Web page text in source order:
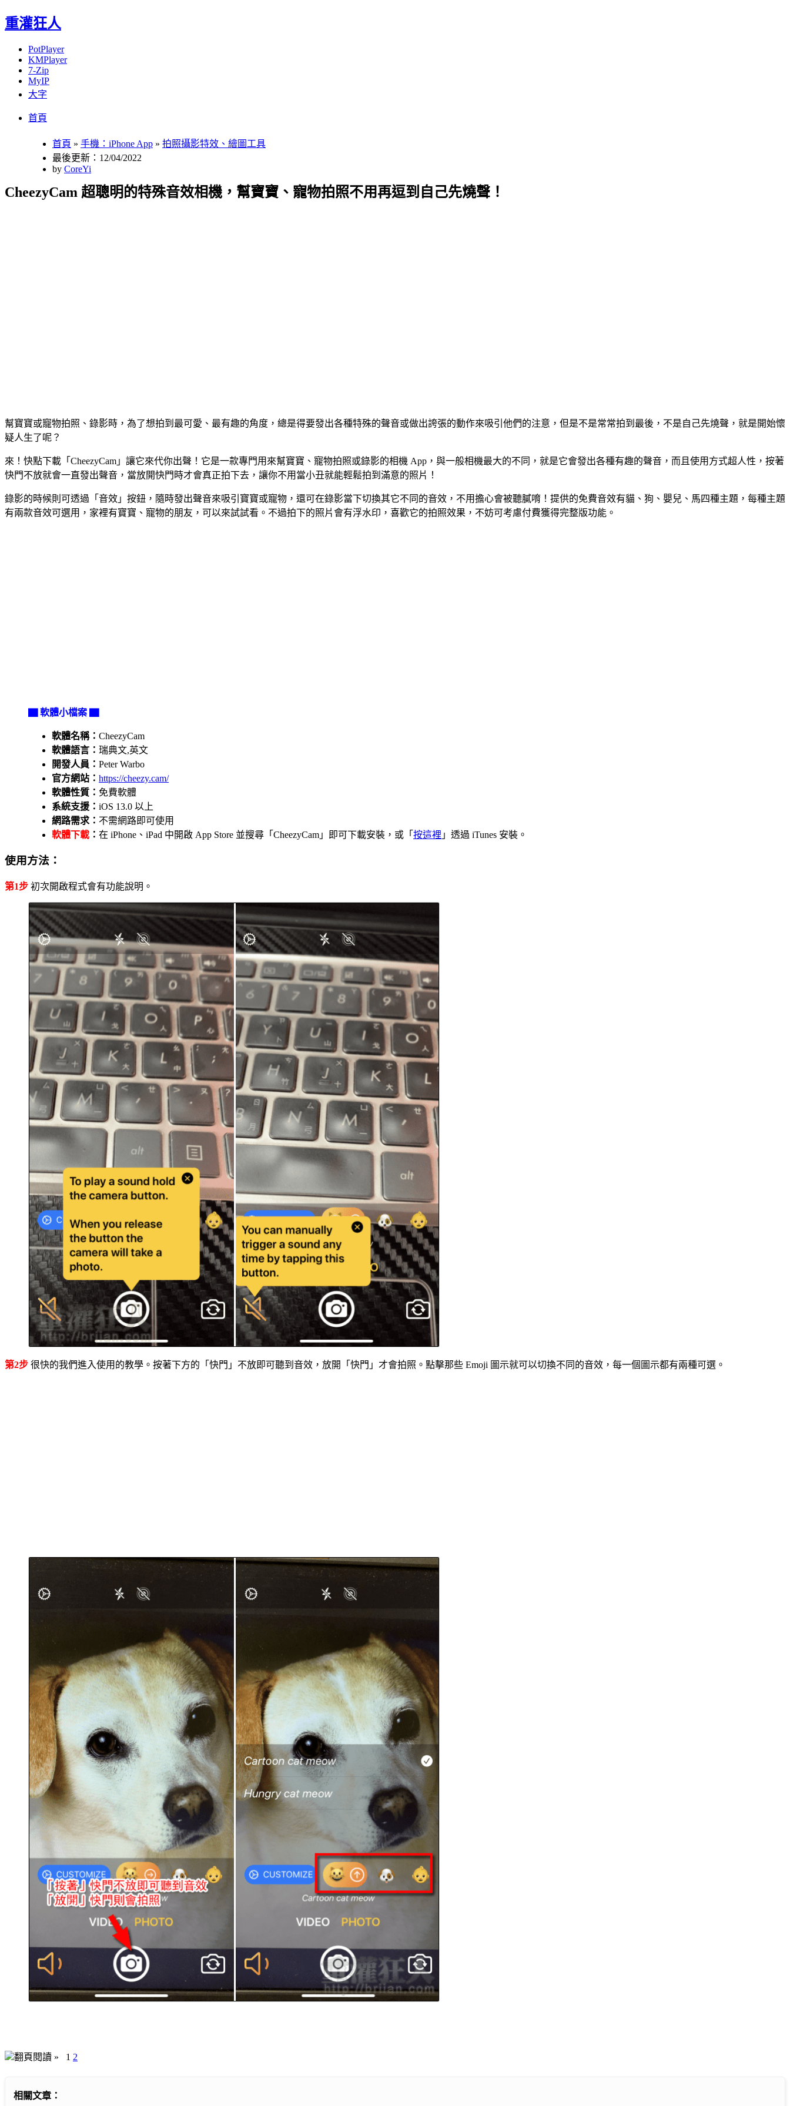
重灌狂人
PotPlayer
KMPlayer
7-Zip
MyIP
大字
首頁
首頁 » 手機：iPhone App » 拍照攝影特效、繪圖工具
最後更新：12/04/2022
by CoreYi
CheezyCam 超聰明的特殊音效相機，幫寶寶、寵物拍照不用再逗到自己先燒聲！
幫寶寶或寵物拍照、錄影時，為了想拍到最可愛、最有趣的角度，總是得要發出各種特殊的聲音或做出誇張的動作來吸引他們的注意，但是不是常常拍到最後，不是自己先燒聲，就是開始懷
疑人生了呢？
來！快點下載「CheezyCam」讓它來代你出聲！它是一款專門用來幫寶寶、寵物拍照或錄影的相機 App，與一般相機最大的不同，就是它會發出各種有趣的聲音，而且使用方式超人性，按著
快門不放就會一直發出聲音，當放開快門時才會真正拍下去，讓你不用當小丑就能輕鬆拍到滿意的照片！
錄影的時候則可透過「音效」按鈕，隨時發出聲音來吸引寶寶或寵物，還可在錄影當下切換其它不同的音效，不用擔心會被聽膩唷！提供的免費音效有貓、狗、嬰兒、馬四種主題，每種主題
有兩款音效可選用，家裡有寶寶、寵物的朋友，可以來試試看。不過拍下的照片會有浮水印，喜歡它的拍照效果，不妨可考慮付費獲得完整版功能。
▇ 軟體小檔案 ▇
軟體名稱： CheezyCam
軟體語言： 瑞典文,英文
開發人員： Peter Warbo
官方網站： https://cheezy.cam/
軟體性質： 免費軟體
系統支援： iOS 13.0 以上
網路需求： 不需網路即可使用
軟體下載 ： 在 iPhone、iPad 中開啟 App Store 並搜尋「CheezyCam」即可下載安裝，或「 按這裡 」透過 iTunes 安裝。
使用方法：
第1步 初次開啟程式會有功能說明。
第2步 很快的我們進入使用的教學。按著下方的「快門」不放即可聽到音效，放開「快門」才會拍照。點擊那些 Emoji 圖示就可以切換不同的音效，每一個圖示都有兩種可選。
翻頁閱讀 » 1 2
相關文章：